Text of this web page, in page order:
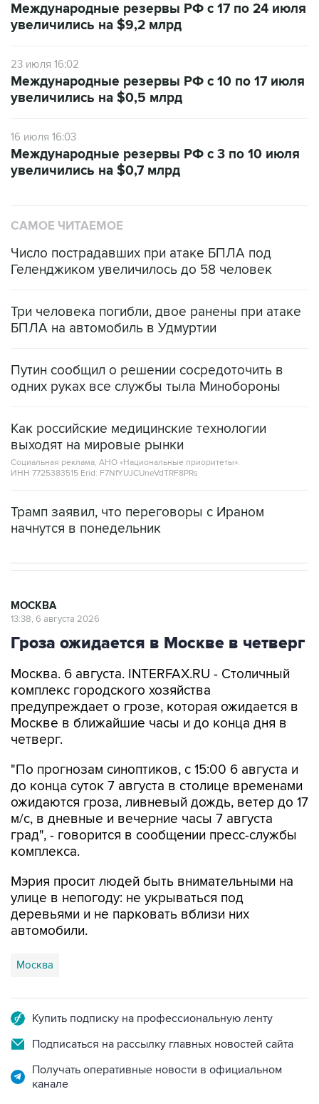
Международные резервы РФ с 17 по 24 июля
увеличились на $9,2 млрд
23 июля 16:02
Международные резервы РФ с 10 по 17 июля
увеличились на $0,5 млрд
16 июля 16:03
Международные резервы РФ с 3 по 10 июля
увеличились на $0,7 млрд
САМОЕ ЧИТАЕМОЕ
Число пострадавших при атаке БПЛА под
Геленджиком увеличилось до 58 человек
Три человека погибли, двое ранены при атаке
БПЛА на автомобиль в Удмуртии
Путин сообщил о решении сосредоточить в
одних руках все службы тыла Минобороны
Как российские медицинские технологии
выходят на мировые рынки
Социальная реклама, АНО «Национальные приоритеты».
ИНН 7725383515 Erid: F7NfYUJCUneVdTRF8PRs
Трамп заявил, что переговоры с Ираном
начнутся в понедельник
МОСКВА
13:38, 6 августа 2026
Гроза ожидается в Москве в четверг
Москва. 6 августа. INTERFAX.RU - Столичный
комплекс городского хозяйства
предупреждает о грозе, которая ожидается в
Москве в ближайшие часы и до конца дня в
четверг.
"По прогнозам синоптиков, с 15:00 6 августа и
до конца суток 7 августа в столице временами
ожидаются гроза, ливневый дождь, ветер до 17
м/с, в дневные и вечерние часы 7 августа
град", - говорится в сообщении пресс-службы
комплекса.
Мэрия просит людей быть внимательными на
улице в непогоду: не укрываться под
деревьями и не парковать вблизи них
автомобили.
Москва
Купить подписку на профессиональную ленту
Подписаться на рассылку главных новостей сайта
Получать оперативные новости в официальном
канале